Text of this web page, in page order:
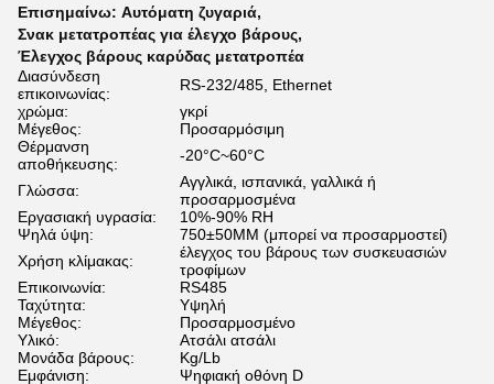
Επισημαίνω: Αυτόματη ζυγαριά,
Σνακ μετατροπέας για έλεγχο βάρους,
Έλεγχος βάρους καρύδας μετατροπέα
Διασύνδεση
επικοινωνίας:
RS-232/485, Ethernet
χρώμα:
γκρί
Μέγεθος:
Προσαρμόσιμη
Θέρμανση
αποθήκευσης:
-20°C~60°C
Γλώσσα:
Αγγλικά, ισπανικά, γαλλικά ή
προσαρμοσμένα
Εργασιακή υγρασία:
10%-90% RH
Ψηλά ύψη:
750±50MM (μπορεί να προσαρμοστεί)
Χρήση κλίμακας:
έλεγχος του βάρους των συσκευασιών
τροφίμων
Επικοινωνία:
RS485
Ταχύτητα:
Υψηλή
Μέγεθος:
Προσαρμοσμένο
Υλικό:
Ατσάλι ατσάλι
Μονάδα βάρους:
Kg/Lb
Εμφάνιση:
Ψηφιακή οθόνη D